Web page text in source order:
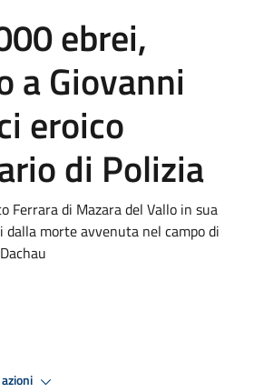
ebrei,
a Giovanni
eroico
di Polizia
Ferrara di Mazara del Vallo in sua
dalla morte avvenuta nel campo di